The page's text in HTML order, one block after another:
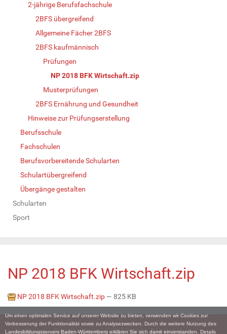
Um einen optimalen Service auf unserer Website zu bieten, verwenden wir Cookies zur
Verbesserung der Funktionalität sowie zu Analysezwecken. Durch die weitere Nutzung des
Landesbildungsservers Baden-Württemberg erklären Sie sich damit einverstanden. Details
2-jährige Berufsfachschule
2BFS übergreifend
Allgemeine Fächer 2BFS
2BFS kaufmännisch
Prüfungen
NP 2018 BFK Wirtschaft.zip
Musterprüfungen
2BFS Ernährung und Gesundheit
Hinweise zur Prüfungserstellung
Berufsschule
Fachschulen
Berufsvorbereitende Schularten
Schulartübergreifend
Übergänge gestalten
Schularten
Sport
NP 2018 BFK Wirtschaft.zip
NP 2018 BFK Wirtschaft.zip— 825 KB
Impressum Kontakt Datenschutzerklärung Barrierefreiheit